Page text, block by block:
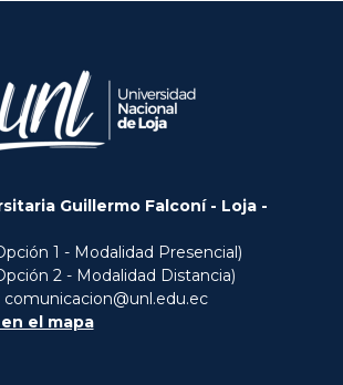
Guillermo Falconí - Loja -
1 - Modalidad Presencial)
2 - Modalidad Distancia)
comunicacion@unl.edu.ec
el mapa